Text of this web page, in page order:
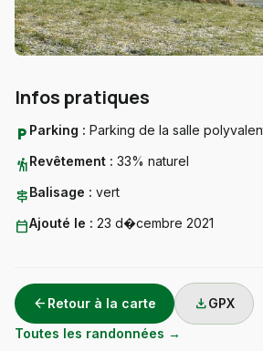
Infos pratiques
local_parking Parking : Parking de la salle
hikingRevêtement : 33% naturel
signpostBalisage : vert
calendar_todayAjouté le : 23 d�cembre 2021
arrow_back Retour à la carte downloadGPX
Toutes les randonnées →